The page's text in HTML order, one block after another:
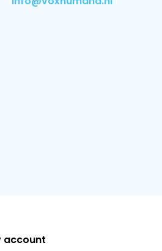
account